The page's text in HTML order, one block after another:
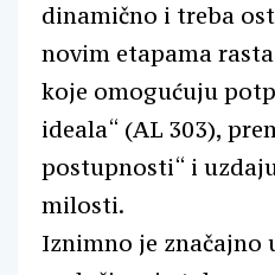
dinamično i treba
novim etapama
koje omogućuju
ideala“ (AL 303),
postupnosti“ i
milosti.
Iznimno je značajno